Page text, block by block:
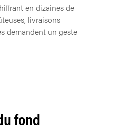
en dizaines de
livraisons
demandent un geste
fond